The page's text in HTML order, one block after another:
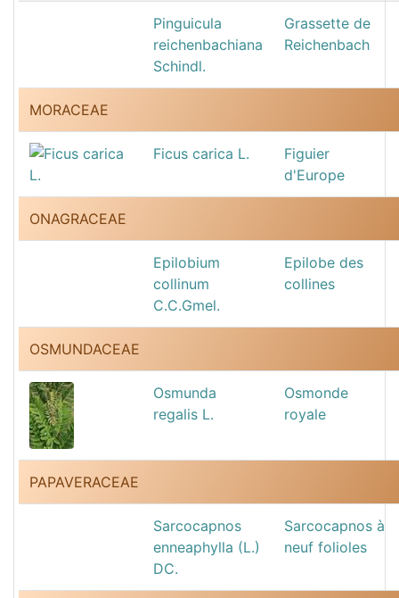
Pinguicula
reichenbachiana
Schindl.
Grassette de
Reichenbach
MORACEAE
Ficus carica L.
Figuier
d'Europe
ONAGRACEAE
Epilobium
collinum
C.C.Gmel.
Epilobe des
collines
OSMUNDACEAE
Osmunda
regalis L.
Osmonde
royale
PAPAVERACEAE
Sarcocapnos
enneaphylla (L.)
DC.
Sarcocapnos à
neuf folioles